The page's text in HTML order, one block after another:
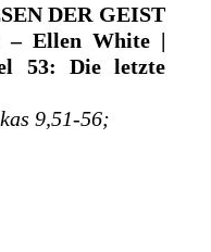
DER GEIST
– Ellen White |
53: Die letzte
9,51-56;